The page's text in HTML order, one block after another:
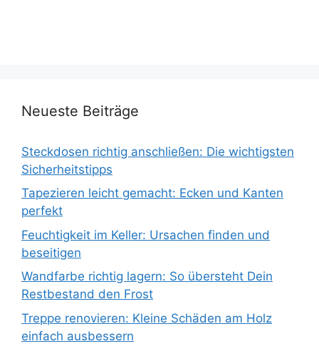
Neueste Beiträge
Steckdosen richtig anschließen: Die wichtigsten
Sicherheitstipps
Tapezieren leicht gemacht: Ecken und Kanten
perfekt
Feuchtigkeit im Keller: Ursachen finden und
beseitigen
Wandfarbe richtig lagern: So übersteht Dein
Restbestand den Frost
Treppe renovieren: Kleine Schäden am Holz
einfach ausbessern